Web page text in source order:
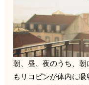
朝、昼、夜のうち、朝
もリコピンが体内に吸